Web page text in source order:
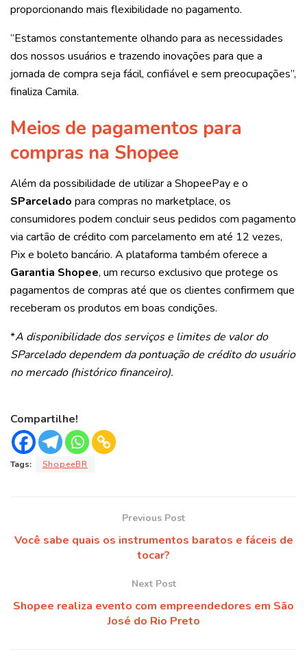
proporcionando mais flexibilidade no pagamento.
“Estamos constantemente olhando para as necessidades
dos nossos usuários e trazendo inovações para que a
jornada de compra seja fácil, confiável e sem preocupações”,
finaliza Camila.
Meios de pagamentos para
compras na Shopee
Além da possibilidade de utilizar a ShopeePay e o
SParcelado para compras no marketplace, os
consumidores podem concluir seus pedidos com pagamento
via cartão de crédito com parcelamento em até 12 vezes,
Pix e boleto bancário. A plataforma também oferece a
Garantia Shopee, um recurso exclusivo que protege os
pagamentos de compras até que os clientes confirmem que
receberam os produtos em boas condições.
*A disponibilidade dos serviços e limites de valor do
SParcelado dependem da pontuação de crédito do usuário
no mercado (histórico financeiro).
Compartilhe!
Tags: ShopeeBR
Previous Post
Você sabe quais os instrumentos baratos e fáceis de
tocar?
Next Post
Shopee realiza evento com empreendedores em São
José do Rio Preto